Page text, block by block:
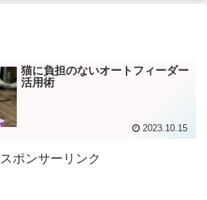
猫に負担のないオートフィーダー
活用術
2023.10.15
スポンサーリンク